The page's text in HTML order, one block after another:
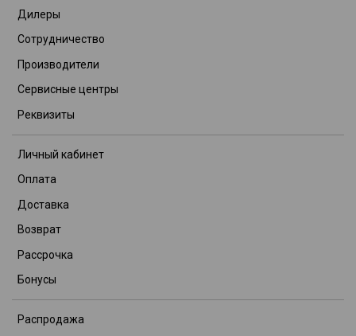
Дилеры
Сотрудничество
Производители
Сервисные центры
Реквизиты
Личный кабинет
Оплата
Доставка
Возврат
Рассрочка
Бонусы
Распродажа